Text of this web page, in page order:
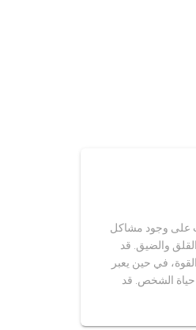
على وجود مشاكل
والضيق. قد
في حين يعبر
حياة الشخص. قد